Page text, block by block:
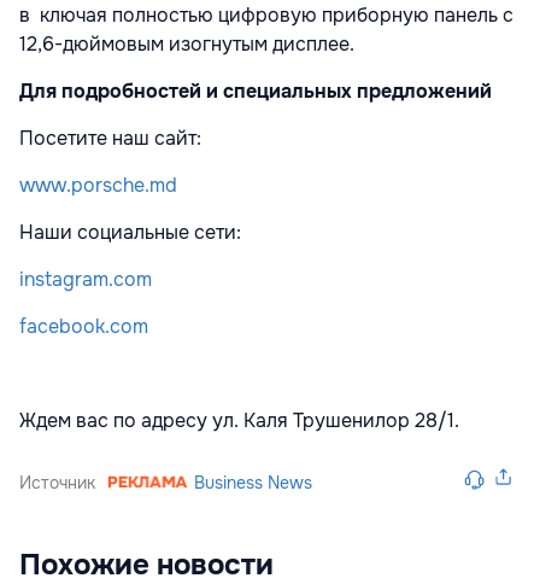
в ключая полностью цифровую приборную панель с
12,6-дюймовым изогнутым дисплее.
Для подробностей и специальных предложений
Посетите наш сайт:
www.porsche.md
Наши социальные сети:
instagram.com
facebook.com
Ждем вас по адресу ул. Каля Трушенилор 28/1.
Источник Business News
Похожие новости